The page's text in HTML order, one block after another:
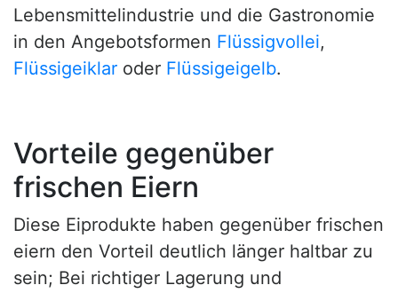
Lebensmittelindustrie und die Gastronomie
in den Angebotsformen Flüssigvollei,
Flüssigeiklar oder Flüssigeigelb.
Vorteile gegenüber
frischen Eiern
Diese Eiprodukte haben gegenüber frischen
eiern den Vorteil deutlich länger haltbar zu
sein; Bei richtiger Lagerung und